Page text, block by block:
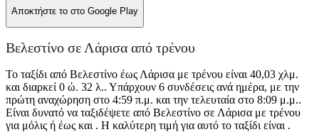
Αποκτήστε το στο Google Play
Βελεστίνο σε Λάρισα από τρένου
Το ταξίδι από Βελεστίνο έως Λάρισα με τρένου είναι 40,03 χλμ.
και διαρκεί 0 ώ. 32 λ.. Υπάρχουν 6 συνδέσεις ανά ημέρα, με την
πρώτη αναχώρηση στο 4:59 π.μ. και την τελευταία στο 8:09 μ.μ..
Είναι δυνατό να ταξιδέψετε από Βελεστίνο σε Λάρισα με τρένου
για μόλις ή έως και . Η καλύτερη τιμή για αυτό το ταξίδι είναι .